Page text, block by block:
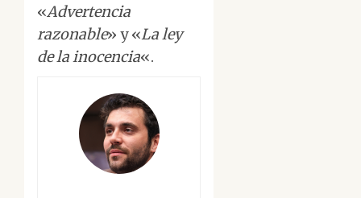
«Advertencia
razonable» y «La ley
de la inocencia«.